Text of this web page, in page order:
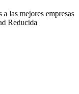
las mejores empresas
Reducida